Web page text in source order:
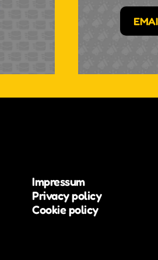
Impressum
Privacy policy
Cookie policy